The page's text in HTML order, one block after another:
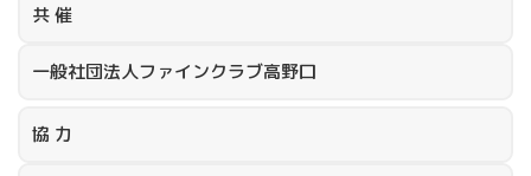
共 催
一般社団法人ファインクラブ高野口
協 力